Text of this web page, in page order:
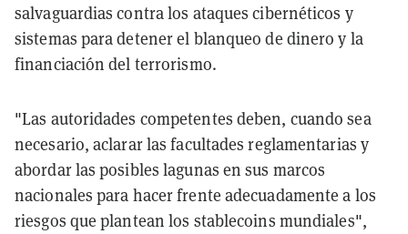
salvaguardias contra los ataques cibernéticos y
sistemas para detener el blanqueo de dinero y la
financiación del terrorismo.
"Las autoridades competentes deben, cuando sea
necesario, aclarar las facultades reglamentarias y
abordar las posibles lagunas en sus marcos
nacionales para hacer frente adecuadamente a los
riesgos que plantean los stablecoins mundiales",